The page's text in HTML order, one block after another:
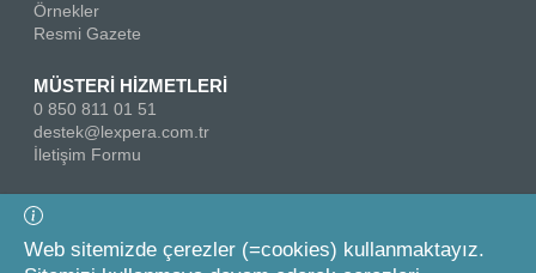
Örnekler
Resmi Gazete
MÜSTERİ HİZMETLERİ
0 850 811 01 51
destek@lexpera.com.tr
İletişim Formu
Bizi Takip Edin
Web sitemizde çerezler (=cookies) kullanmaktayız.